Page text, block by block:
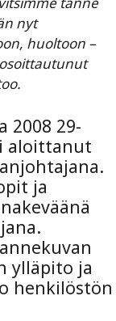
nyt
huoltoon –
2008 29-
aloittanut
ja
ylläpito ja
henkilöstön